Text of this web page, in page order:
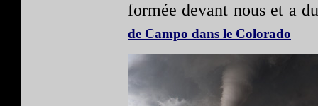
formée devant nous et a
de Campo dans le Colorado